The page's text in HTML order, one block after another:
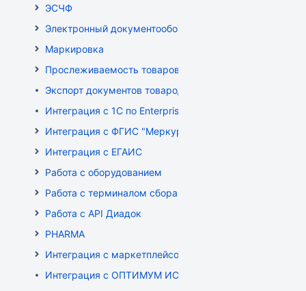
ЭСЧФ
Электронный документооборот (РБ)
Маркировка
Прослеживаемость товаров
Экспорт документов товародвижения
Интеграция с 1С по EnterpriseData
Интеграция с ФГИС "Меркурий"
Интеграция с ЕГАИС
Работа с оборудованием
Работа с терминалом сбора данных (ТСД)
Работа с API Диадок
PHARMA
Интеграция с маркетплейсом Wildberries
Интеграция с ОПТИМУМ ИСУМТ